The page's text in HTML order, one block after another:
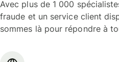
Avec plus de 1 000
fraude et un service client
sommes là pour répondre à